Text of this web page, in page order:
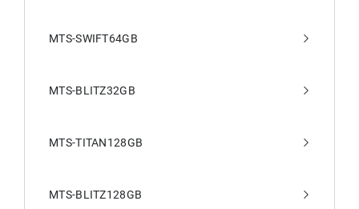
MTS-SWIFT64GB
MTS-BLITZ32GB
MTS-TITAN128GB
MTS-BLITZ128GB